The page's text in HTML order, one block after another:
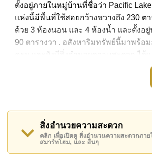
ตั้งอยู่ภายในหมู่บ้านที่ชื่อว่า Pacific Lake
แห่งนี้มีพื้นที่ใช้สอยกว้างขวางถึง 230 ตา
ด้วย 3 ห้องนอน และ 4 ห้องน้ำ และตั้งอ
90 ตารางวา . อสังหาริมทรัพย์นี้มาพร้อม
ครบ และยังมีสิ่งอำนวยความสะดวก ได้แ
อสังหาริมทรัพย์นี้สามารถใช้ สระว่ายน้ำ
ได้แก่ กล้องวงจรปิด
สถานที่สำคัญใกล้ Pacific Lake Villas
ใต้, โลตัส & เอ้าท์เล็ทมอลล์ , ฟาร์มแกะ
ล้านปีและฟาร์มจระเข้ , สยามคันทรีคลับ
สิ่งอำนวยความสะดวก
คลิก เพื่อเปิดดู สิ่งอำนวนความสะดวกภา
สมาร์ทโฮม, และ อื่นๆ